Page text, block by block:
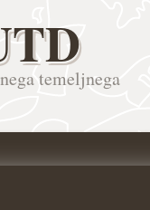
temeljnega